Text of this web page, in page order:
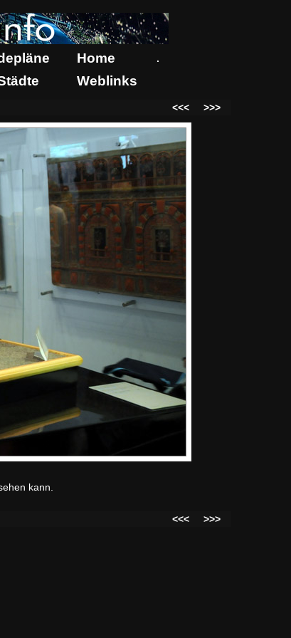
Home .
Weblinks
<<< >>>
kann.
<<<
>>>